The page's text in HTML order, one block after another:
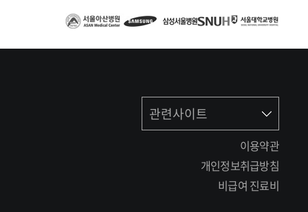
관련사이트
이용약관
개인정보취급방침
비급여 진료비